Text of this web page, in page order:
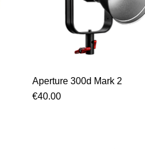
Snel overzicht
Aperture 300d Mark 2
Prijs
€40.00